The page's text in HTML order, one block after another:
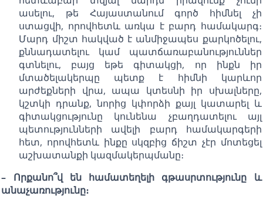
ասելու, թե Հայաստանում գործ հիմնել չի
ստացվի, որովհետև առկա է բարդ համակարգ։
Մարդ միշտ հակված է անմիջապես քարկոծելու,
քննադատելու կամ պատճառաբանություններ
գտնելու, բայց եթե գիտակցի, որ ինքն իր
մտածելակերպը պետք է հիմնի կարևոր
արժեքների վրա, ապա կտեսնի իր սխալները,
կշտկի դրանք, նորից կփորձի քայլ կատարել և
գիտակցությունը կունենա չբաղդատելու այլ
պետությունների ավելի բարդ համակարգերի
հետ, որովհետև ինքը սկզբից ճիշտ չէր մոտեցել
աշխատանքի կազմակերպմանը։
– Որքանո՞վ են համատեղելի գթասրտությունը և
անաչառությունը։